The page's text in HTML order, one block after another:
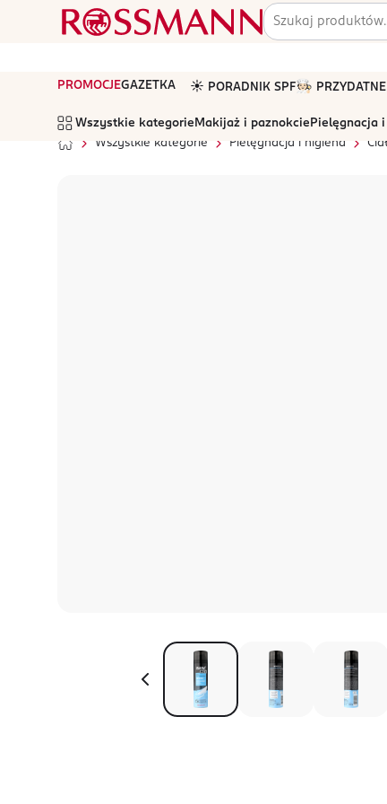
PROMOCJEGAZETKA ☀️ PORADNIK SPF🧑🏻‍🍳
Wszystkie kategorie Makijaż i paznokcie Pielęgnacja
Wszystkie kategorie
Pielęgnacja i higiena